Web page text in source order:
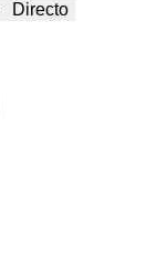
Directo